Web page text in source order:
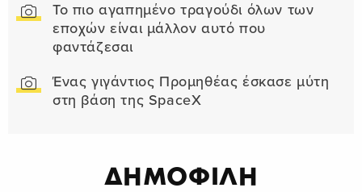
Το πιο αγαπημένο τραγούδι όλων των
εποχών είναι μάλλον αυτό που
φαντάζεσαι
Ένας γιγάντιος Προμηθέας έσκασε μύτη
στη βάση της SpaceX
ΔΗΜΟΦΙΛΗ